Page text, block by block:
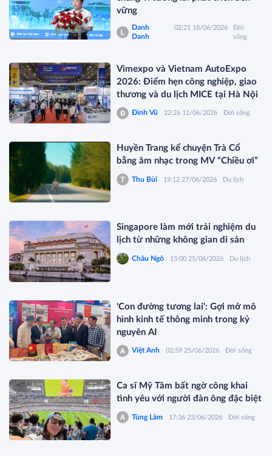
vững
Danh
Danh
02:21 18/06/2026
Đời
sống
Vimexpo và Vietnam AutoExpo
2026: Điểm hẹn công nghiệp, giao
thương và du lịch MICE tại Hà Nội
Đình Vũ 22:26 11/06/2026 Đời sống
Huyền Trang kể chuyện Trà Cổ
bằng âm nhạc trong MV “Chiều ơi”
Thu Bùi 19:12 27/06/2026 Du lịch
Singapore làm mới trải nghiệm du
lịch từ những không gian di sản
Châu Ngô 15:00 25/06/2026 Du lịch
'Con đường tương lai': Gợi mở mô
hình kinh tế thông minh trong kỷ
nguyên AI
Việt Anh 02:59 25/06/2026 Đời sống
Ca sĩ Mỹ Tâm bất ngờ công khai
tình yêu với người đàn ông đặc biệt
Tùng Lâm 17:36 23/06/2026 Đời sống